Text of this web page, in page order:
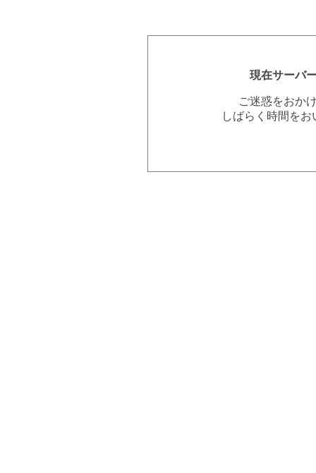
現在サーバ
ご迷惑をおか
しばらく時間を